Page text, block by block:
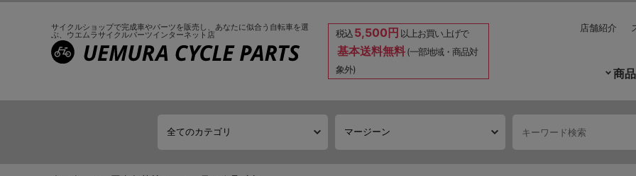
サイクルショップで完成車やパーツを販売し、 あなたに似合う自転車を選
ぶ、 ウエムラサイクルパーツインターネット店 税込5,500円 以上お買い上げで
基本送料無料(一部地域・商品対
象外)
店舗紹介
商